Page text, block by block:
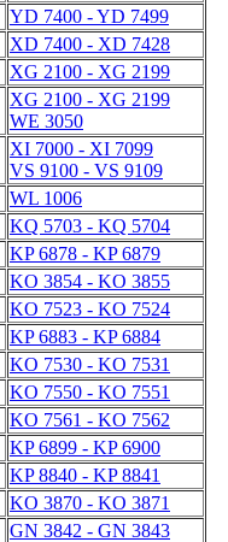
YD 7400 - YD 7499
XD 7400 - XD 7428
XG 2100 - XG 2199
XG 2100 - XG 2199
WE 3050
XI 7000 - XI 7099
VS 9100 - VS 9109
WL 1006
KQ 5703 - KQ 5704
KP 6878 - KP 6879
KO 3854 - KO 3855
KO 7523 - KO 7524
KP 6883 - KP 6884
KO 7530 - KO 7531
KO 7550 - KO 7551
KO 7561 - KO 7562
KP 6899 - KP 6900
KP 8840 - KP 8841
KO 3870 - KO 3871
GN 3842 - GN 3843